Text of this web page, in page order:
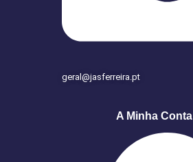
geral@jasferreira.pt
A Minha Conta